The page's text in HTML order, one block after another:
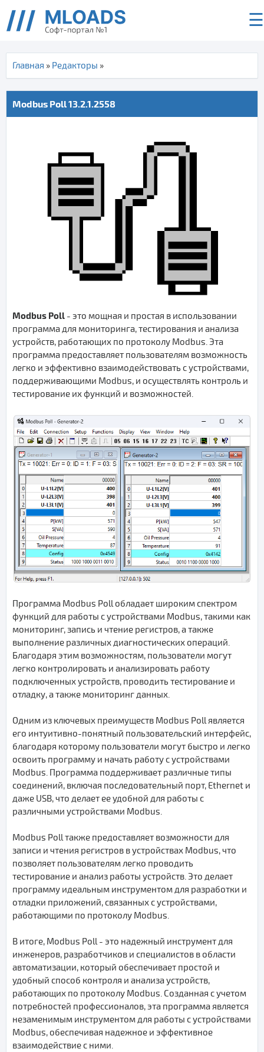
☰
Главная » Редакторы »
Modbus Poll 13.2.1.2558
Modbus Poll - это мощная и простая в использовании
программа для мониторинга, тестирования и анализа
устройств, работающих по протоколу Modbus. Эта
программа предоставляет пользователям возможность
легко и эффективно взаимодействовать с устройствами,
поддерживающими Modbus, и осуществлять контроль и
тестирование их функций и возможностей.
Программа Modbus Poll обладает широким спектром
функций для работы с устройствами Modbus, такими как
мониторинг, запись и чтение регистров, а также
выполнение различных диагностических операций.
Благодаря этим возможностям, пользователи могут
легко контролировать и анализировать работу
подключенных устройств, проводить тестирование и
отладку, а также мониторинг данных.
Одним из ключевых преимуществ Modbus Poll является
его интуитивно-понятный пользовательский интерфейс,
благодаря которому пользователи могут быстро и легко
освоить программу и начать работу с устройствами
Modbus. Программа поддерживает различные типы
соединений, включая последовательный порт, Ethernet и
даже USB, что делает ее удобной для работы с
различными устройствами Modbus.
Modbus Poll также предоставляет возможности для
записи и чтения регистров в устройствах Modbus, что
позволяет пользователям легко проводить
тестирование и анализ работы устройств. Это делает
программу идеальным инструментом для разработки и
отладки приложений, связанных с устройствами,
работающими по протоколу Modbus.
В итоге, Modbus Poll - это надежный инструмент для
инженеров, разработчиков и специалистов в области
автоматизации, который обеспечивает простой и
удобный способ контроля и анализа устройств,
работающих по протоколу Modbus. Созданная с учетом
потребностей профессионалов, эта программа является
незаменимым инструментом для работы с устройствами
Modbus, обеспечивая надежное и эффективное
взаимодействие с ними.